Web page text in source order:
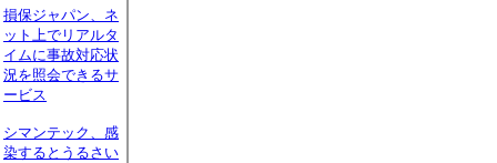
損保ジャパン、ネ
ット上でリアルタ
イムに事故対応状
況を照会できるサ
ービス
シマンテック、感
染するとうるさい